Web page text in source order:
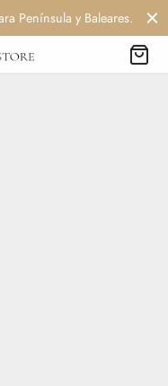
Península y Baleares.